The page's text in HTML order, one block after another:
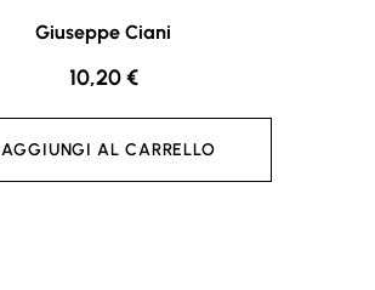
Giuseppe Ciani
10,20€
AGGIUNGI AL CARRELLO